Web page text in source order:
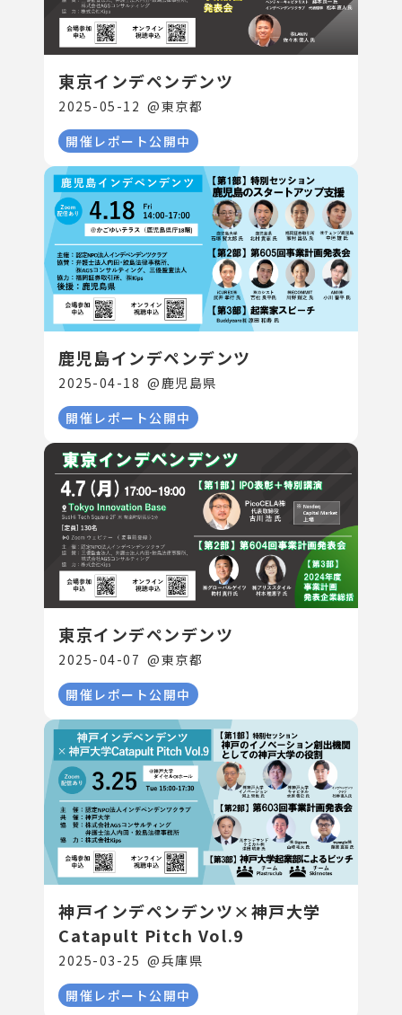
東京インデペンデンツ
2025-05-12 @東京都
開催レポート公開中
鹿児島インデペンデンツ
2025-04-18 @鹿児島県
開催レポート公開中
東京インデペンデンツ
2025-04-07 @東京都
開催レポート公開中
神戸インデペンデンツ×神戸大学
Catapult Pitch Vol.9
2025-03-25 @兵庫県
開催レポート公開中